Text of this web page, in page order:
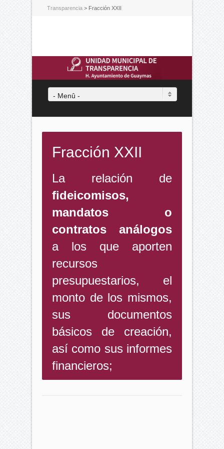
Transparencia > Fracción XXII
- Menû -
Fracción XXII
La relación de
fideicomisos,
mandatos o
contratos análogos
a los que aporten
recursos
presupuestarios, el
monto de los mismos,
sus documentos
básicos de creación,
así como sus informes
financieros;